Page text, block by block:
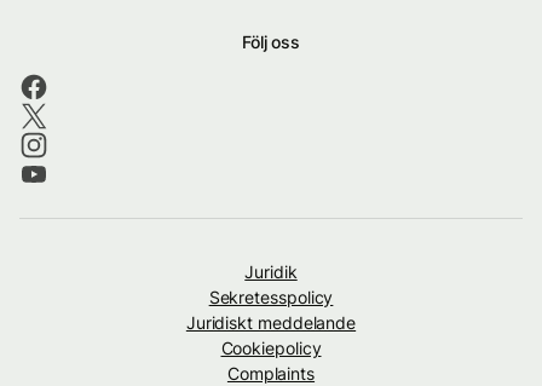
Följ oss
Juridik
Sekretesspolicy
Juridiskt meddelande
Cookiepolicy
Complaints